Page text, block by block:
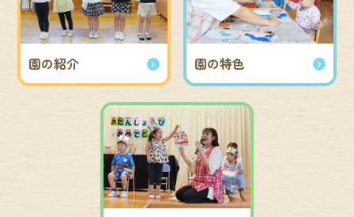
園の紹介 園の特色